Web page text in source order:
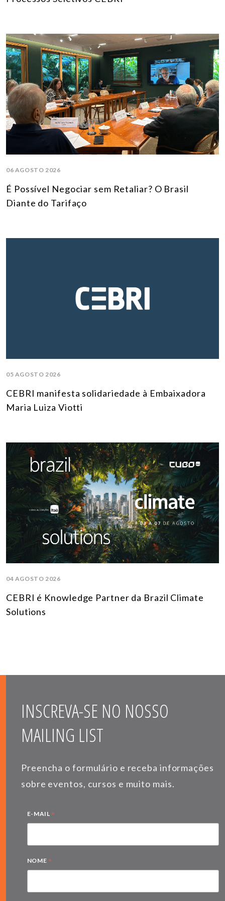
06 AGOSTO 2026
É Possível Negociar sem Retaliar? O Brasil
Diante do Tarifaço
05 AGOSTO 2026
CEBRI manifesta solidariedade à Embaixadora
Maria Luiza Viotti
04 AGOSTO 2026
CEBRI é Knowledge Partner da Brazil Climate
Solutions
INSCREVA-SE NO NOSSO
MAILING LIST
Preencha o formulário e receba informações
sobre eventos, cursos e muito mais.
E-MAIL *
NOME *